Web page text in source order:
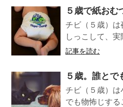
５歳で紙おむ
チビ（５歳）
しっこして、
記事を読む
５歳。誰とで
チビ（５歳）
でも物怖じす